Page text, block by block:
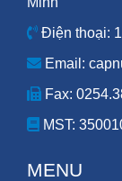
Điện thoại:
Email:
Fax:
MST:
MENU